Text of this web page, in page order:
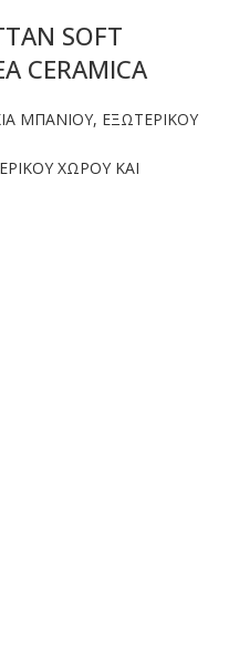
SOFT
CERAMICA
ΜΠΑΝΙΟΥ, ΕΞΩΤΕΡΙΚΟΥ
ΧΩΡΟΥ ΚΑΙ